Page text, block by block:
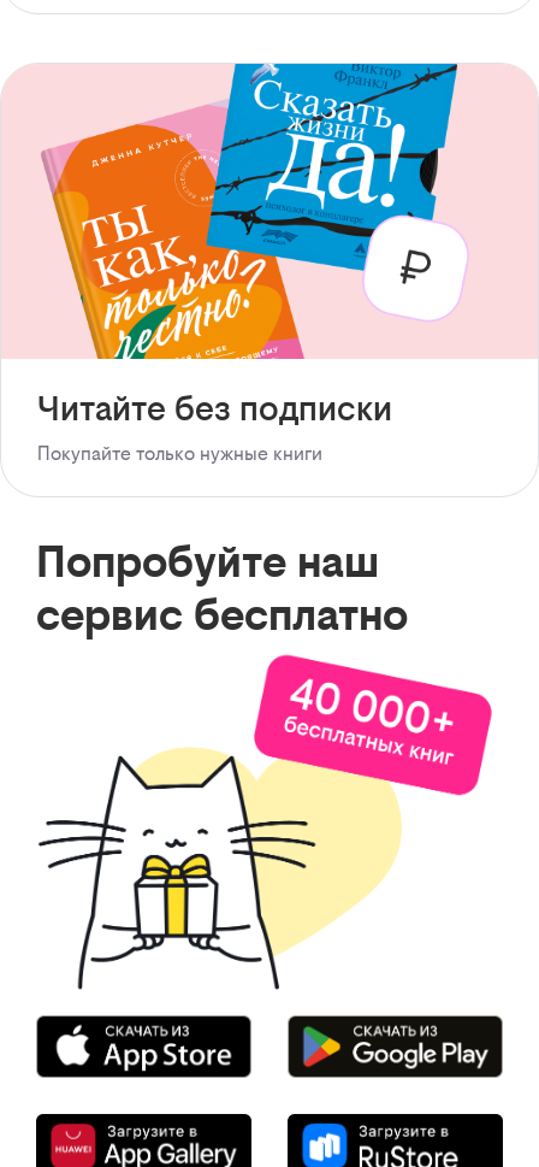
Читайте без подписки
Покупайте только нужные книги
Попробуйте наш
сервис бесплатно